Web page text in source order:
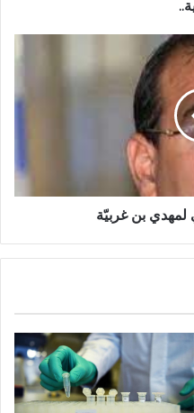
بن غربيّة